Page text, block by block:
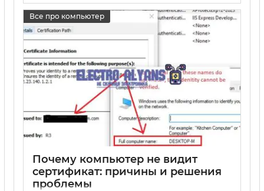
Все про компьютер
Почему компьютер не видит
сертификат: причины и решения
проблемы